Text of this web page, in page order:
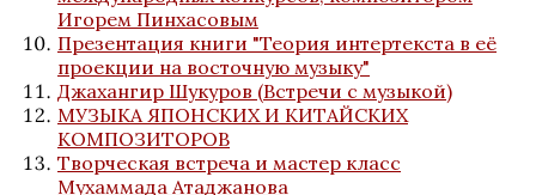
Игорем Пинхасовым
Презентация книги "Теория интертекста в её
проекции на восточную музыку"
Джахангир Шукуров (Встречи с музыкой)
МУЗЫКА ЯПОНСКИХ И КИТАЙСКИХ
КОМПОЗИТОРОВ
Творческая встреча и мастер класс
Мухаммада Атаджанова